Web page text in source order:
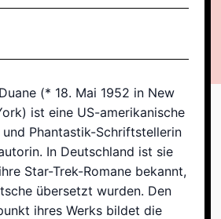
(* 18. Mai 1952 in New
ist eine US-amerikanische
Phantastik-Schriftstellerin
In Deutschland ist sie
Star-Trek-Romane bekannt,
übersetzt wurden. Den
ihres Werks bildet die